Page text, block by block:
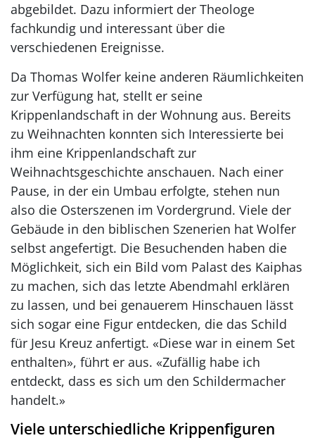
abgebildet. Dazu informiert der Theologe
fachkundig und interessant über die
verschiedenen Ereignisse.
Da Thomas Wolfer keine anderen Räumlichkeiten
zur Verfügung hat, stellt er seine
Krippenlandschaft in der Wohnung aus. Bereits
zu Weihnachten konnten sich Interessierte bei
ihm eine Krippenlandschaft zur
Weihnachtsgeschichte anschauen. Nach einer
Pause, in der ein Umbau erfolgte, stehen nun
also die Osterszenen im Vordergrund. Viele der
Gebäude in den biblischen Szenerien hat Wolfer
selbst angefertigt. Die Besuchenden haben die
Möglichkeit, sich ein Bild vom Palast des Kaiphas
zu machen, sich das letzte Abendmahl erklären
zu lassen, und bei genauerem Hinschauen lässt
sich sogar eine Figur entdecken, die das Schild
für Jesu Kreuz anfertigt. «Diese war in einem Set
enthalten», führt er aus. «Zufällig habe ich
entdeckt, dass es sich um den Schildermacher
handelt.»
Viele unterschiedliche Krippenfiguren